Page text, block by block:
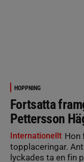
HOPPNING
Fortsatta
Pettersson
Internationellt Hon
topplaceringar.
lyckades ta en fin